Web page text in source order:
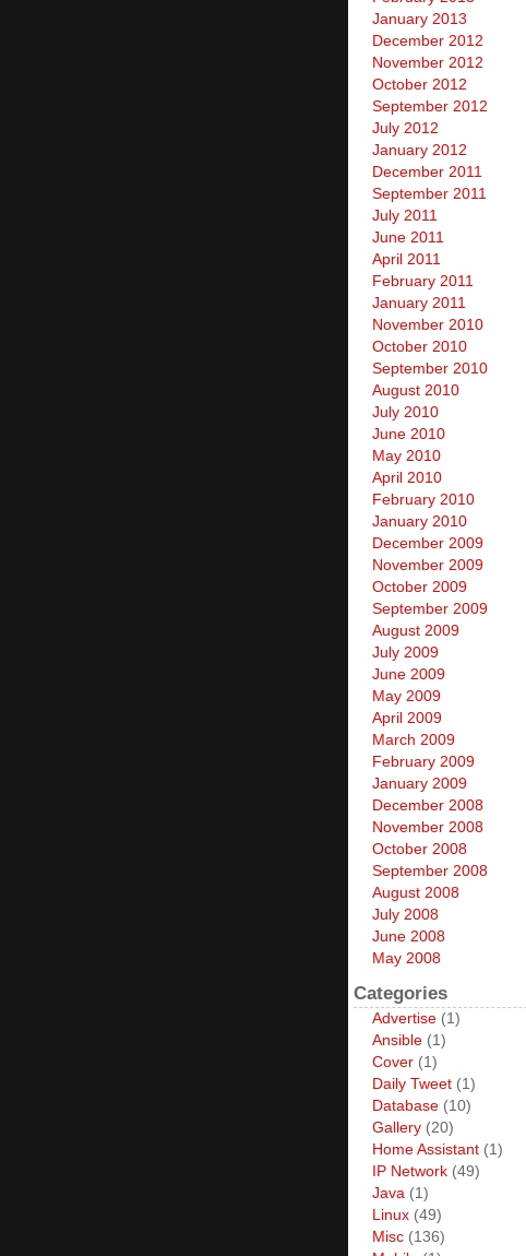
January 2013
December 2012
November 2012
October 2012
September 2012
July 2012
January 2012
December 2011
September 2011
July 2011
June 2011
April 2011
February 2011
January 2011
November 2010
October 2010
September 2010
August 2010
July 2010
June 2010
May 2010
April 2010
February 2010
January 2010
December 2009
November 2009
October 2009
September 2009
August 2009
July 2009
June 2009
May 2009
April 2009
March 2009
February 2009
January 2009
December 2008
November 2008
October 2008
September 2008
August 2008
July 2008
June 2008
May 2008
Categories
Advertise (1)
Ansible (1)
Cover (1)
Daily Tweet (1)
Database (10)
Gallery (20)
Home Assistant (1)
IP Network (49)
Java (1)
Linux (49)
Misc (136)